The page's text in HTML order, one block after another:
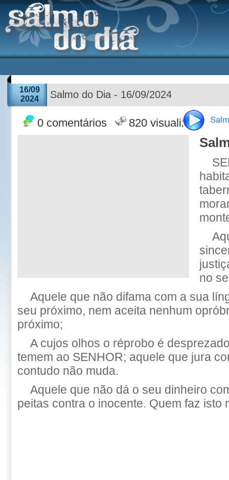
16/09
2024
Salmo do Dia - 16/09/2024
0 comentários 820 visualizações
no
Aquele que não difama com a sua
seu próximo, nem aceita nenhum
próximo;
A cujos olhos o réprobo é
temem ao SENHOR; aquele que jura
contudo não muda.
Aquele que não dá o seu dinheiro
peitas contra o inocente. Quem faz isto